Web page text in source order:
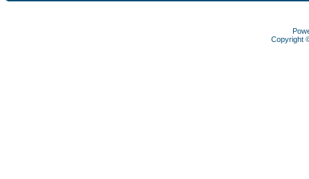
Copyright